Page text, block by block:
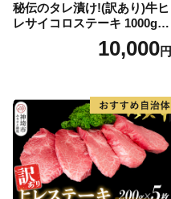
秘伝のタレ漬け!(訳あり)牛ヒ
レサイコロステーキ 1000g
10,000円